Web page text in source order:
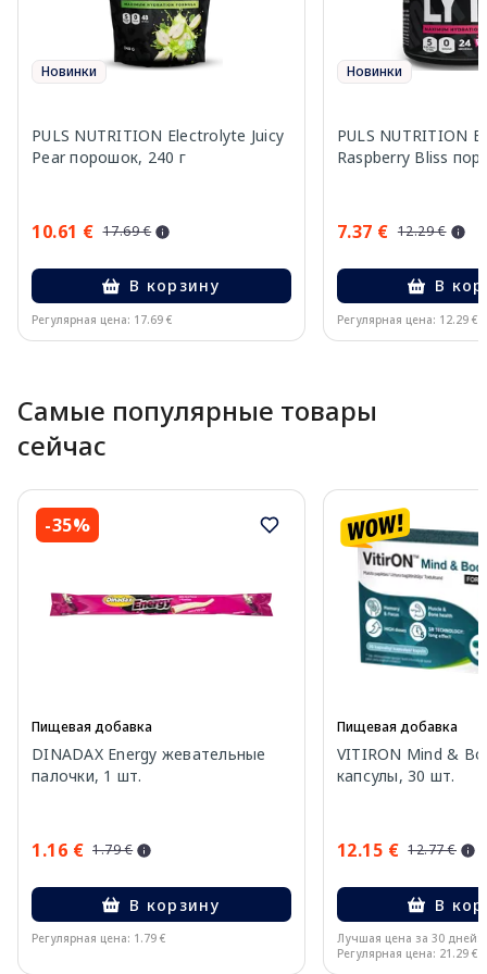
Новинки
PULS NUTRITION Electrolyte Juicy
Pear порошок, 240 г
10.61 € 17.69 €
В корзину
Регулярная цена: 17.69 €
Новинки
PULS NUTRITION
Raspberry Bliss
7.37 € 12.29 €
В
Регулярная цена: 12.29 €
Самые популярные товары
сейчас
-35%
Пищевая добавка
DINADAX Energy жевательные
палочки, 1 шт.
1.16 € 1.79 €
В корзину
Регулярная цена: 1.79 €
Пищевая добавка
VITIRON Mind &
капсулы, 30 шт.
12.15 € 12.77 €
В
Лучшая цена за 30 дней:
Регулярная цена: 21.29 €